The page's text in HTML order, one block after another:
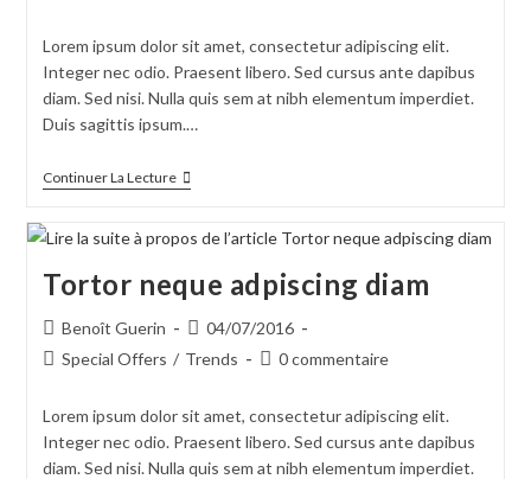
publication :
Lorem ipsum dolor sit amet, consectetur adipiscing elit.
Integer nec odio. Praesent libero. Sed cursus ante dapibus
diam. Sed nisi. Nulla quis sem at nibh elementum imperdiet.
Duis sagittis ipsum.…
Continuer La LectureVelusce
Suscipit
Luctus
Tortor neque adpiscing diam
Auteur/autrice
de
Benoît Guerin
Publication
publiée :
04/07/2016
PostSpecial Offers / Trends
Commentaires
publication :
0 commentaire
Lorem ipsum dolor sit amet, consectetur adipiscing elit.
Integer nec odio. Praesent libero. Sed cursus ante dapibus
diam. Sed nisi. Nulla quis sem at nibh elementum imperdiet.